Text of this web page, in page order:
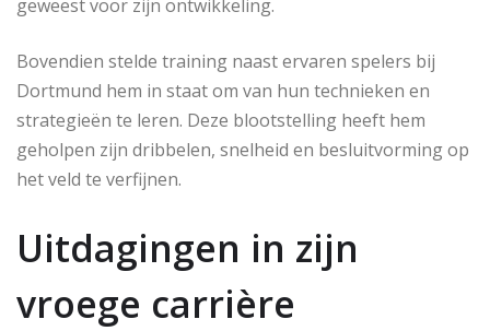
geweest voor zijn ontwikkeling.
Bovendien stelde training naast ervaren spelers bij
Dortmund hem in staat om van hun technieken en
strategieën te leren. Deze blootstelling heeft hem
geholpen zijn dribbelen, snelheid en besluitvorming op
het veld te verfijnen.
Uitdagingen in zijn
vroege carrière